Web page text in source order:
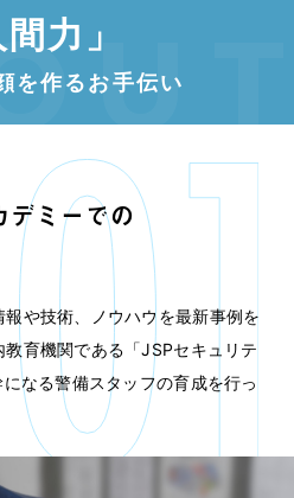
間力」
を作るお手伝い
デミーでの
や技術、ノウハウを最新事例を
育機関である「JSPセキュリテ
なる警備スタッフの育成を行っ